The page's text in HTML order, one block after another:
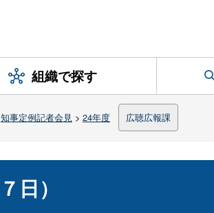
組織で探す
知事定例記者会見 > 24年度 広聴広報課
日）